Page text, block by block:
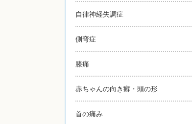
自律神経失調症
側弯症
膝痛
赤ちゃんの向き癖・頭の形
首の痛み